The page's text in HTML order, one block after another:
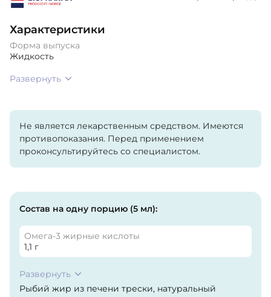
Характеристики
Форма выпуска
Жидкость
Развернуть
Не является лекарственным средством. Имеются
противопоказания. Перед применением
проконсультируйтесь со специалистом.
Состав на одну порцию (5 мл):
Омега-3 жирные кислоты
1,1 г
Развернуть
Рыбий жир из печени трески, натуральный